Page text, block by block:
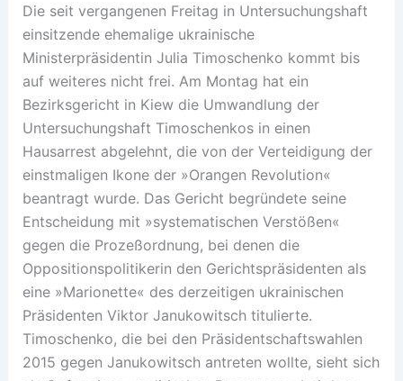
Die seit vergangenen Freitag in Untersuchungshaft
einsitzende ehemalige ukrainische
Ministerpräsidentin Julia Timoschenko kommt bis
auf weiteres nicht frei. Am Montag hat ein
Bezirksgericht in Kiew die Umwandlung der
Untersuchungshaft Timoschenkos in einen
Hausarrest abgelehnt, die von der Verteidigung der
einstmaligen Ikone der »Orangen Revolution«
beantragt wurde. Das Gericht begründete seine
Entscheidung mit »systematischen Verstößen«
gegen die Prozeßordnung, bei denen die
Oppositionspolitikerin den Gerichtspräsidenten als
eine »Marionette« des derzeitigen ukrainischen
Präsidenten Viktor Janukowitsch titulierte.
Timoschenko, die bei den Präsidentschaftswahlen
2015 gegen Janukowitsch antreten wollte, sieht sich